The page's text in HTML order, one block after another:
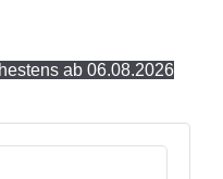
ab 06.08.2026